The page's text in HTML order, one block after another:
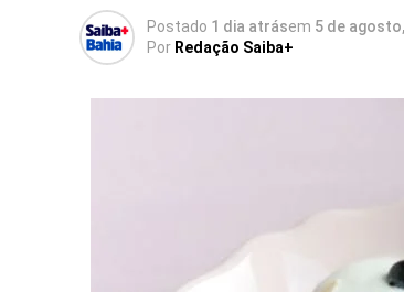
Postado 1 dia atrásem 5 de
Por Redação Saiba+